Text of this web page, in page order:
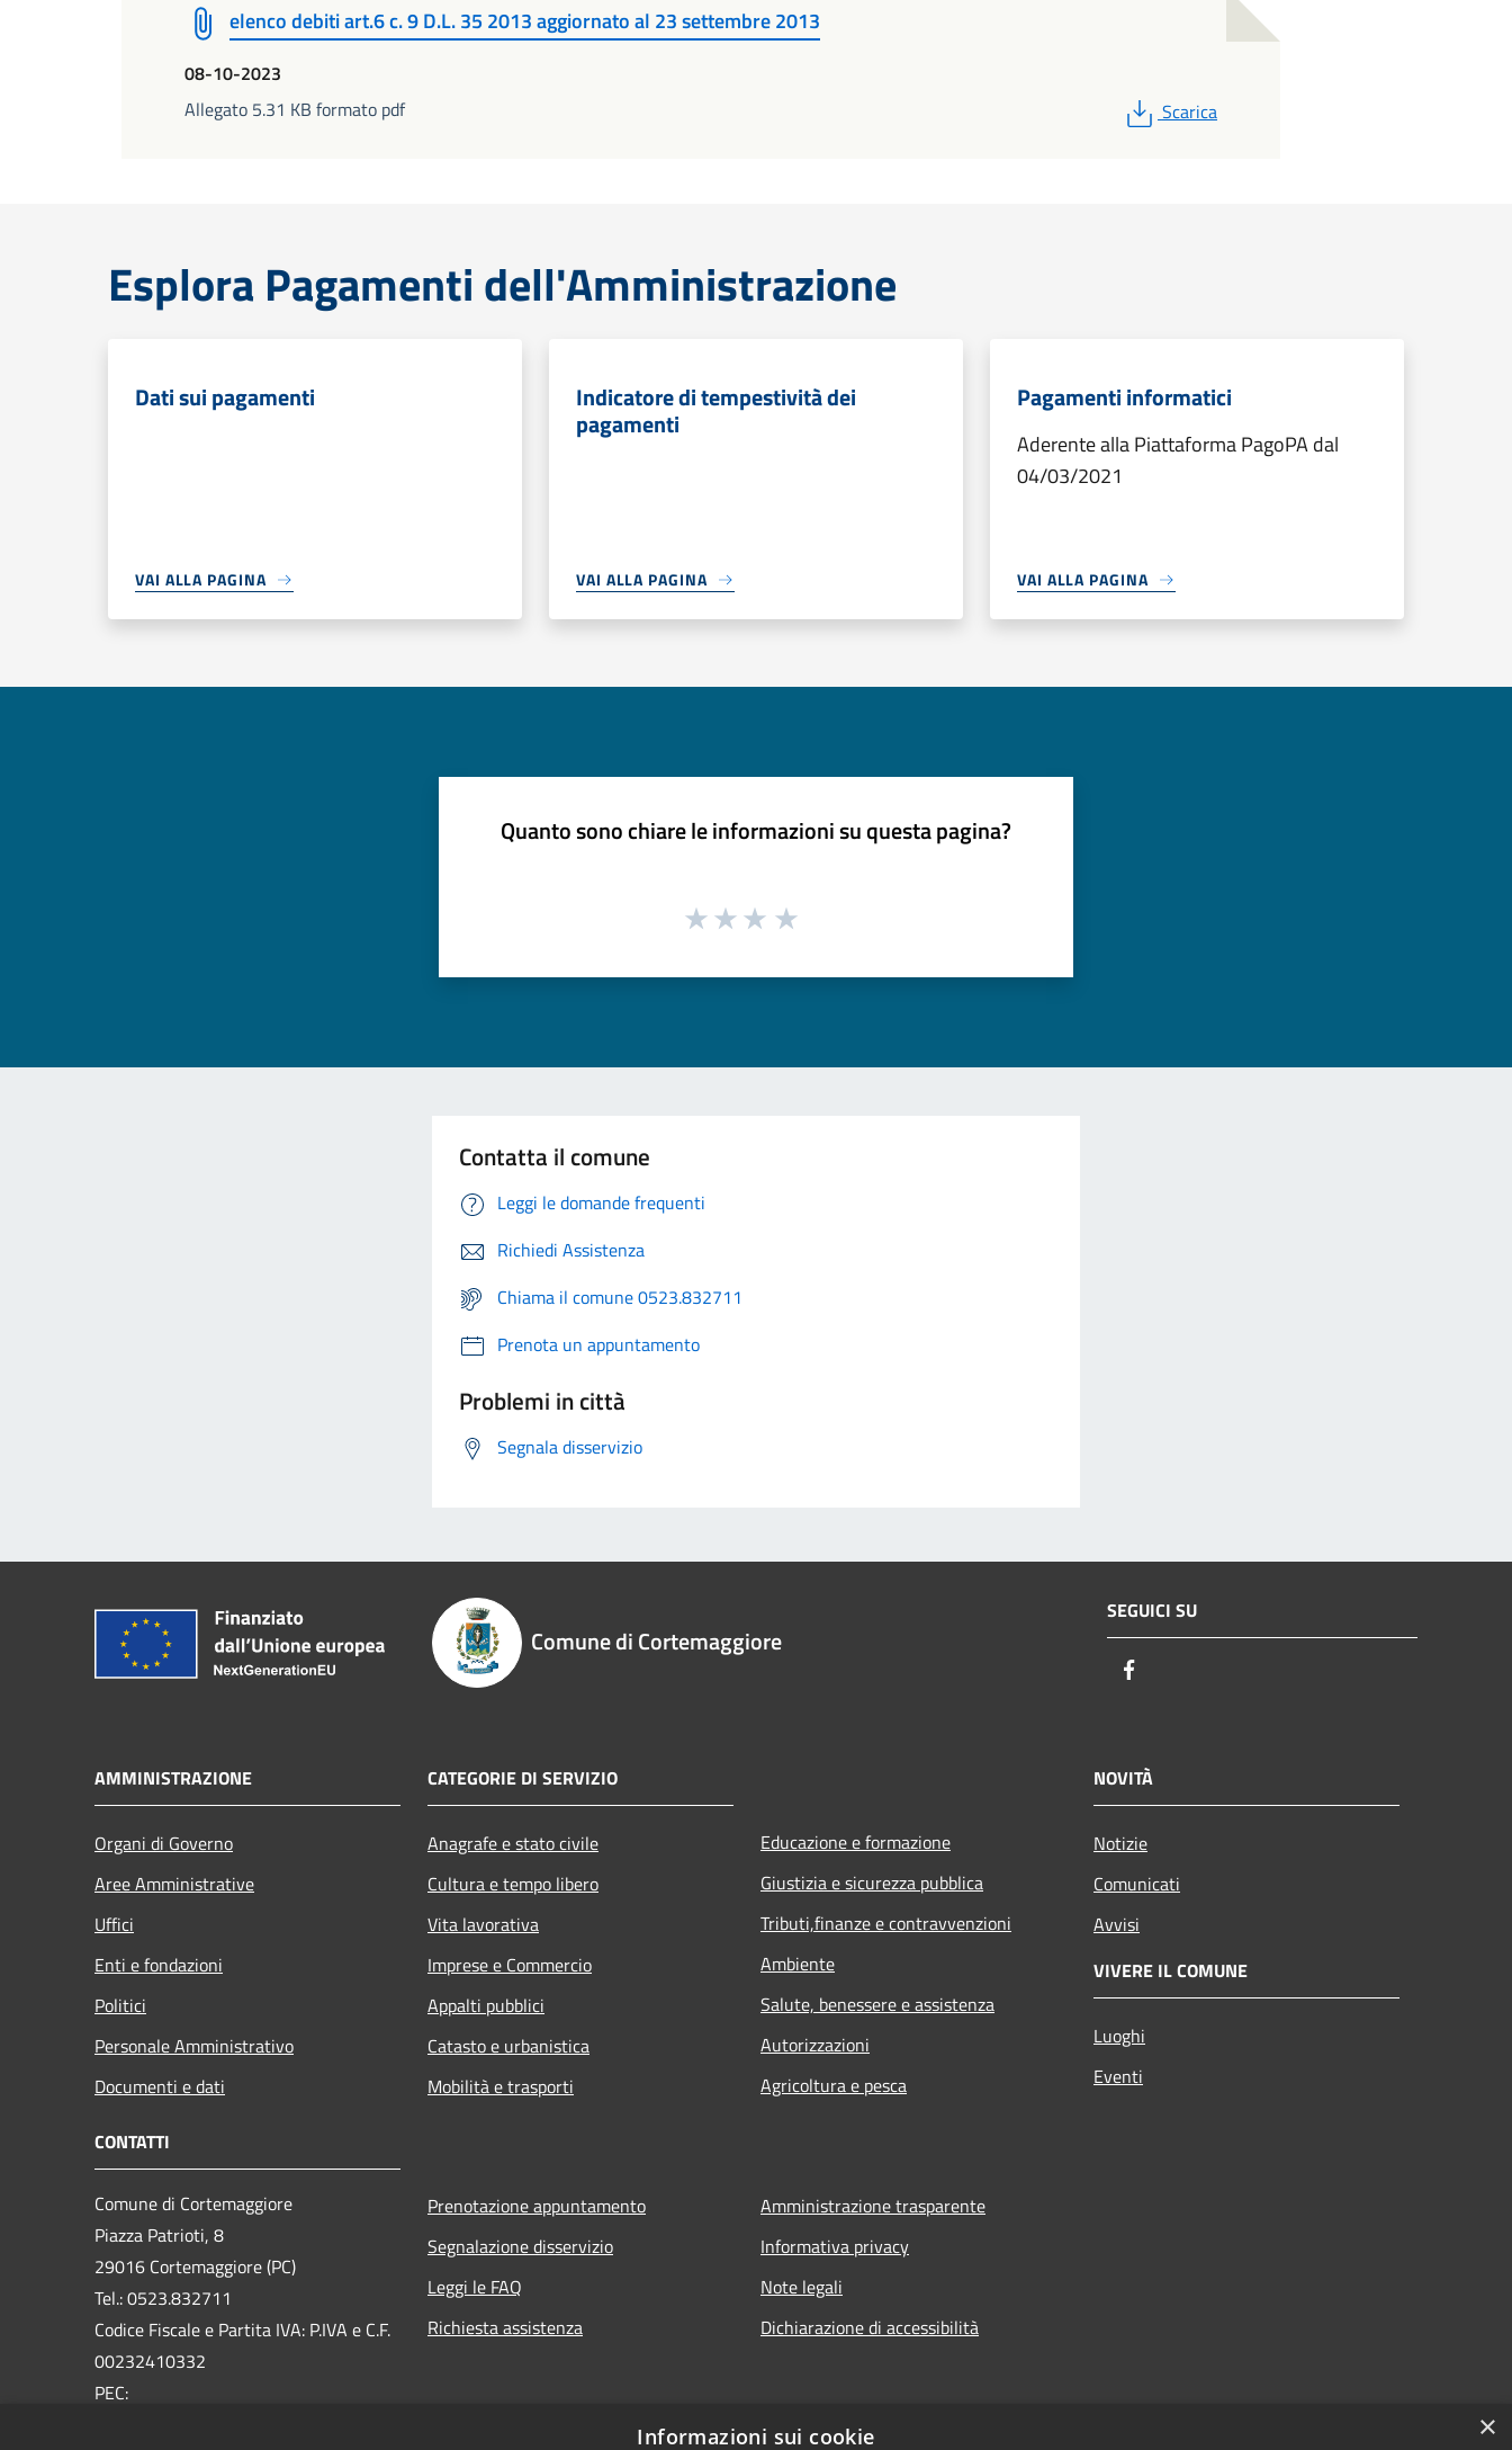
elenco debiti art.6 c. 9 D.L. 35 2013 aggiornato al 23 settembre 2013
08-10-2023
Allegato 5.31 KB formato pdf
PDF
Scarica
Esplora Pagamenti dell'Amministrazione
Dati sui pagamenti
VAI ALLA PAGINA
Indicatore di tempestività dei
pagamenti
VAI ALLA PAGINA
Pagamenti informatici
Aderente alla Piattaforma PagoPA dal
04/03/2021
VAI ALLA PAGINA
Quanto sono chiare le informazioni su questa pagina?
Contatta il comune
Leggi le domande frequenti
Richiedi Assistenza
Chiama il comune 0523.832711
Prenota un appuntamento
Problemi in città
Segnala disservizio
Comune di Cortemaggiore
SEGUICI SU
AMMINISTRAZIONE
Organi di Governo
Aree Amministrative
Uffici
Enti e fondazioni
Politici
Personale Amministrativo
Documenti e dati
CATEGORIE DI SERVIZIO
Anagrafe e stato civile
Cultura e tempo libero
Vita lavorativa
Imprese e Commercio
Appalti pubblici
Catasto e urbanistica
Mobilità e trasporti
Educazione e formazione
Giustizia e sicurezza pubblica
Tributi,finanze e contravvenzioni
Ambiente
Salute, benessere e assistenza
Autorizzazioni
Agricoltura e pesca
NOVITÀ
Notizie
Comunicati
Avvisi
VIVERE IL COMUNE
Luoghi
Eventi
CONTATTI
Comune di Cortemaggiore
Piazza Patrioti, 8
29016 Cortemaggiore (PC)
Tel.: 0523.832711
Codice Fiscale e Partita IVA: P.IVA e C.F.
00232410332
PEC:
Prenotazione appuntamento
Segnalazione disservizio
Leggi le FAQ
Richiesta assistenza
Amministrazione trasparente
Informativa privacy
Note legali
Dichiarazione di accessibilità
×
Informazioni sui cookie